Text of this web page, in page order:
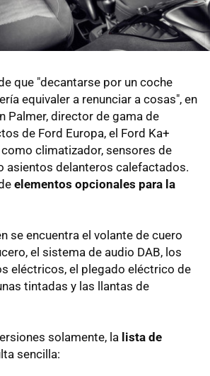
que "decantarse por un coche
equivaler a renunciar a cosas", en
Palmer, director de gama de
de Ford Europa, el Ford Ka+
climatizador, sensores de
asientos delanteros calefactados.
elementos opcionales para la
se encuentra el volante de cuero
el sistema de audio DAB, los
eléctricos, el plegado eléctrico de
tintadas y las llantas de
solamente, la lista de
sencilla: